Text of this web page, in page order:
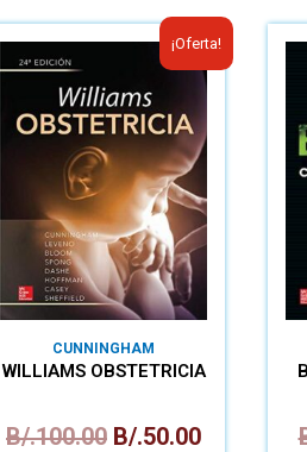
¡Oferta!
CUNNINGHAM
WILLIAMS OBSTETRICIA
B/.100.00 B/.50.00